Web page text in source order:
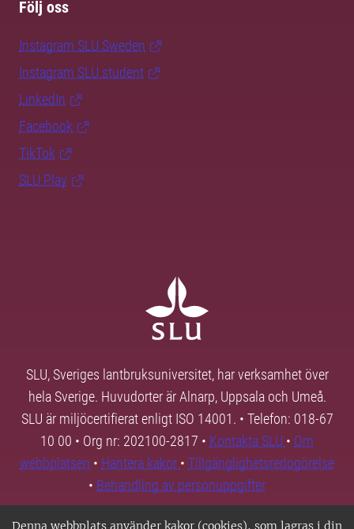
Denna webbplats använder kakor (cookies), som lagras i din
Följ oss
Instagram SLU.Sweden
Instagram SLU.student
LinkedIn
Facebook
TikTok
SLU Play
SLU, Sveriges lantbruksuniversitet, har verksamhet över
hela Sverige. Huvudorter är Alnarp, Uppsala och Umeå.
SLU är miljöcertifierat enligt ISO 14001. • Telefon: 018-67
10 00 • Org nr: 202100-2817 • Kontakta SLU • Om
webbplatsen • Hantera kakor • Tillgänglighetsredogörelse
• Behandling av personuppgifter